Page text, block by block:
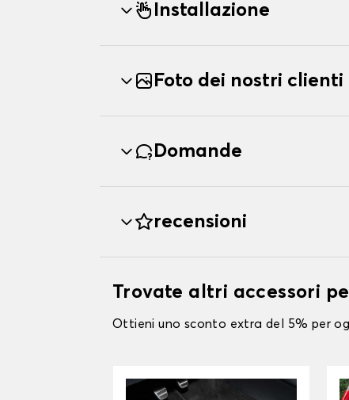
Installazione
Foto dei nostri clienti
Domande
recensioni
Trovate altri accessori
Ottieni uno sconto extra del 5% per